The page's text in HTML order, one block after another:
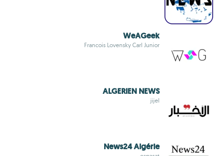
WeAGeek
Francois Lovensky Carl Junior
ALGERIEN NEWS
jijel
News24 Algérie